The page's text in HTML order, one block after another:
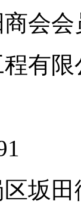
会会
有限
坂